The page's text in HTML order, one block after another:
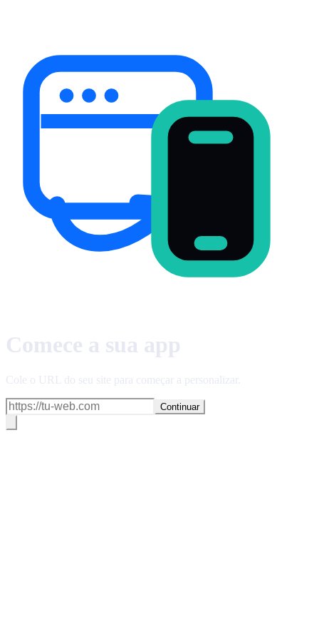
Comece a sua app
Cole o URL do seu site para começar a personalizar.
Continuar